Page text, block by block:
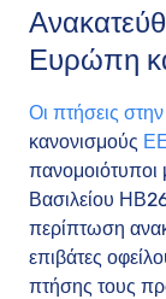
Ευρώπη
Οι πτήσεις
κανονισμούς
Βασιλείου
περίπτωση
επιβάτες
πτήσης τους